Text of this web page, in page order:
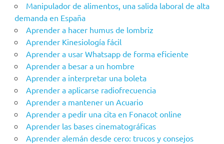
Manipulador de alimentos, una salida laboral de alta
demanda en España
Aprender a hacer humus de lombriz
Aprender Kinesiología fácil
Aprender a usar Whatsapp de forma eficiente
Aprender a besar a un hombre
Aprender a interpretar una boleta
Aprender a aplicarse radiofrecuencia
Aprender a mantener un Acuario
Aprender a pedir una cita en Fonacot online
Aprender las bases cinematográficas
Aprender alemán desde cero: trucos y consejos